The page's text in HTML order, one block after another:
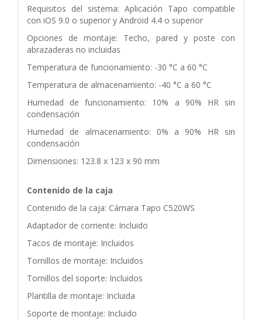
Requisitos del sistema: Aplicación Tapo compatible
con iOS 9.0 o superior y Android 4.4 o superior
Opciones de montaje: Techo, pared y poste con
abrazaderas no incluidas
Temperatura de funcionamiento: -30 °C a 60 °C
Temperatura de almacenamiento: -40 °C a 60 °C
Humedad de funcionamiento: 10% a 90% HR sin
condensación
Humedad de almacenamiento: 0% a 90% HR sin
condensación
Dimensiones: 123.8 x 123 x 90 mm
Contenido de la caja
Contenido de la caja: Cámara Tapo C520WS
Adaptador de corriente: Incluido
Tacos de montaje: Incluidos
Tornillos de montaje: Incluidos
Tornillos del soporte: Incluidos
Plantilla de montaje: Incluida
Soporte de montaje: Incluido